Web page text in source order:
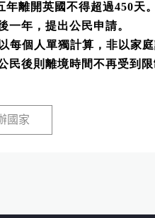
年離開英國不得超過450天。
一年，提出公民申請。
每個人單獨計算，非以家庭
民後則離境時間不再受到
國家